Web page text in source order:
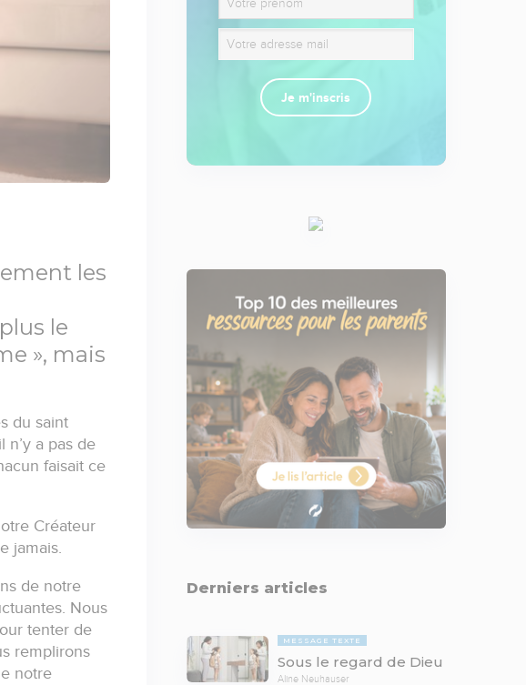
les
le
», mais
du saint
n’y a pas de
faisait ce
Créateur
jamais.
de notre
Nous
tenter de
remplirons
notre
Je m'inscris
Derniers articles
MESSAGE TEXTE
Sous le regard de Dieu
Aline Neuhauser